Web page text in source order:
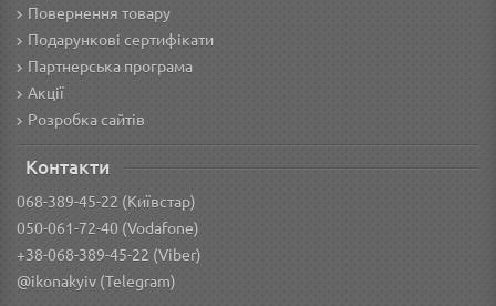
Повернення товару
Подарункові сертифікати
Партнерська програма
Акції
Розробка сайтів
Контакти
068-389-45-22 (Київстар)
050-061-72-40 (Vodafone)
+38-068-389-45-22 (Viber)
@ikonakyiv (Telegram)